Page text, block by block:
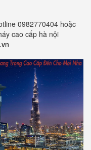
0982770404 hoặc
cao cấp hà nội